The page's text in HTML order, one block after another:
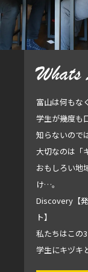
Whats
富山は何もな
学生が幾度も
知らないので
大切なのは「
おもしろい地
け…。
Discovery【
ト】
私たちはこの
学生にキヅキ